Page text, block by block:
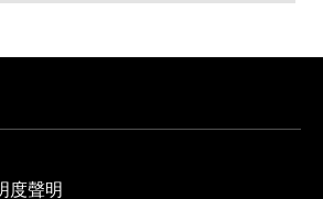
度聲明